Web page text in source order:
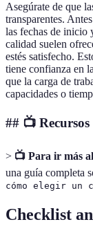
Asegúrate de que
transparentes.
las fechas de inicio
calidad suelen
estés satisfecho.
tiene confianza en
que la carga de
capacidades o
## 📺
> 📺 Para ir más
una guía completa
cómo elegir un
Checklist